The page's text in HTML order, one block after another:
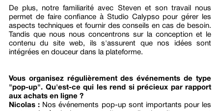
De plus, notre familiarité avec Steven et son travail nous
permet de faire confiance à Studio Calypso pour gérer les
aspects techniques et fournir des conseils en cas de besoin.
Tandis que nous nous concentrons sur la conception et le
contenu du site web, ils s'assurent que nos idées sont
intégrées en douceur dans la plateforme.
Vous organisez régulièrement des événements de type
"pop-up". Qu'est-ce qui les rend si précieux par rapport
aux achats en ligne ?
Nicolas : Nos événements pop-up sont importants pour les